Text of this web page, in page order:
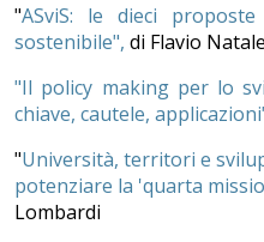
"ASviS: le dieci
sostenibile", di Flavio Natale
"Il policy making per lo
chiave, cautele,
"Università, territori e
potenziare la 'quarta
Lombardi